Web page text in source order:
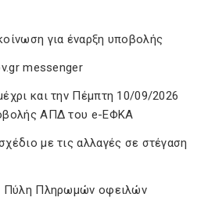
για έναρξη υποβολής
messenger
και την Πέμπτη 10/09/2026
ΑΠΔ του e-ΕΦΚΑ
με τις αλλαγές σε στέγαση
Πύλη Πληρωμών οφειλών